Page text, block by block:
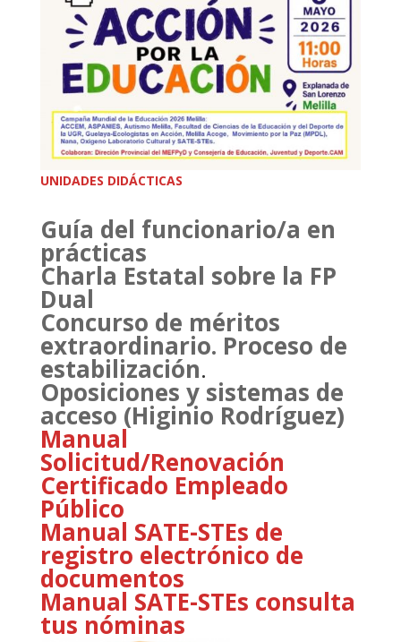
UNIDADES DIDÁCTICAS
Guía del funcionario/a en
prácticas
Charla Estatal sobre la FP
Dual
Concurso de méritos
extraordinario. Proceso de
estabilización.
Oposiciones y sistemas de
acceso (Higinio Rodríguez)
Manual
Solicitud/Renovación
Certificado Empleado
Público
Manual SATE-STEs de
registro electrónico de
documentos
Manual SATE-STEs consulta
tus nóminas